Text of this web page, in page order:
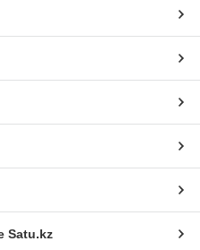
Satu.kz